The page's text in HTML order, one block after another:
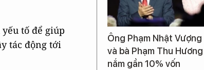
tố để giúp
tác động tới
Ông Phạm Nhật Vượng
và bà Phạm Thu Hương
nắm gần 10% vốn